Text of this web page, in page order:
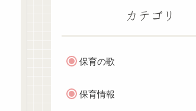
カテゴリ
保育の歌
保育情報